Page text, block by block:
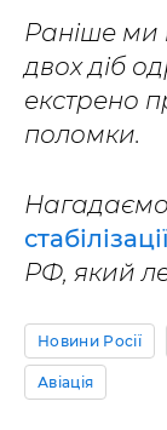
Раніше ми
двох діб
екстрено
поломки.
стабілізації
РФ, який
Новини Росії
Авіація